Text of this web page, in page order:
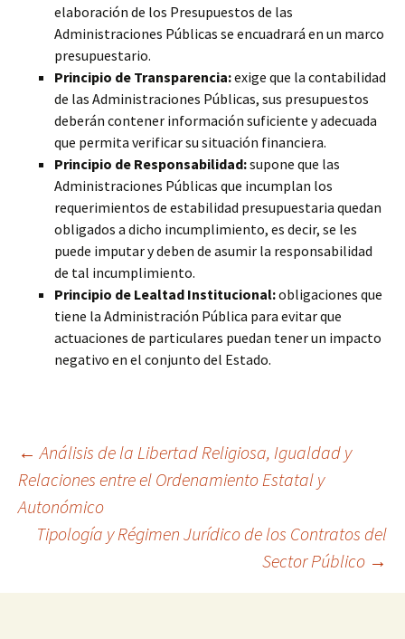
elaboración de los Presupuestos de las
Administraciones Públicas se encuadrará en un marco
presupuestario.
Principio de Transparencia:exige que la contabilidad
de las Administraciones Públicas, sus presupuestos
deberán contener información suficiente y adecuada
que permita verificar su situación financiera.
Principio de Responsabilidad:supone que las
Administraciones Públicas que incumplan los
requerimientos de estabilidad presupuestaria quedan
obligados a dicho incumplimiento, es decir, se les
puede imputar y deben de asumir la responsabilidad
de tal incumplimiento.
Principio de Lealtad Institucional:obligaciones que
tiene la Administración Pública para evitar que
actuaciones de particulares puedan tener un impacto
negativo en el conjunto del Estado.
Navegación
de
entradas
← Análisis de la Libertad Religiosa, Igualdad y
Relaciones entre el Ordenamiento Estatal y
Autonómico
Tipología y Régimen Jurídico de los Contratos del
Sector Público →